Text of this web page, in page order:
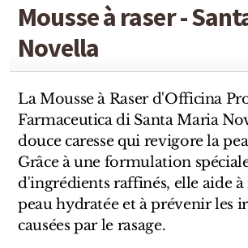
Mousse à raser -
Novella
La Mousse à Raser d'Officina
Farmaceutica di Santa Maria
douce caresse qui revigore la
Grâce à une formulation
d'ingrédients raffinés, elle aide
peau hydratée et à prévenir les
causées par le rasage.
Isabelle Burdel
Maitre Parfumeur et Gantier
Parfum d'Empire
Stéphane Humbert Lucas
The Different Company
Perris Monte-carlo
Robert Piguet